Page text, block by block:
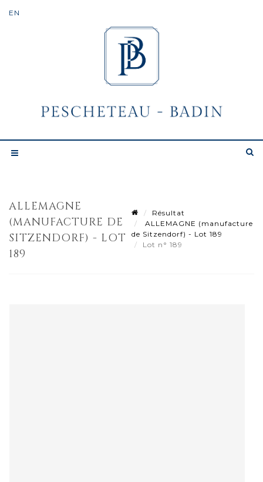
ALLEMAGNE
(MANUFACTURE DE
SITZENDORF) - LOT
189
Résultat
ALLEMAGNE (manufacture
de Sitzendorf) - Lot 189
Lot n° 189